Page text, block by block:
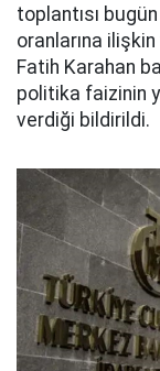
toplantısı
oranlarına
Fatih Karahan
politika faizinin
verdiği bildirildi.